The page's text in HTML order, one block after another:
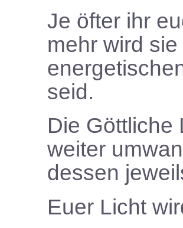
Je öfter ihr
mehr wird
seid.
Die Göttliche
weiter
dessen
Euer Licht